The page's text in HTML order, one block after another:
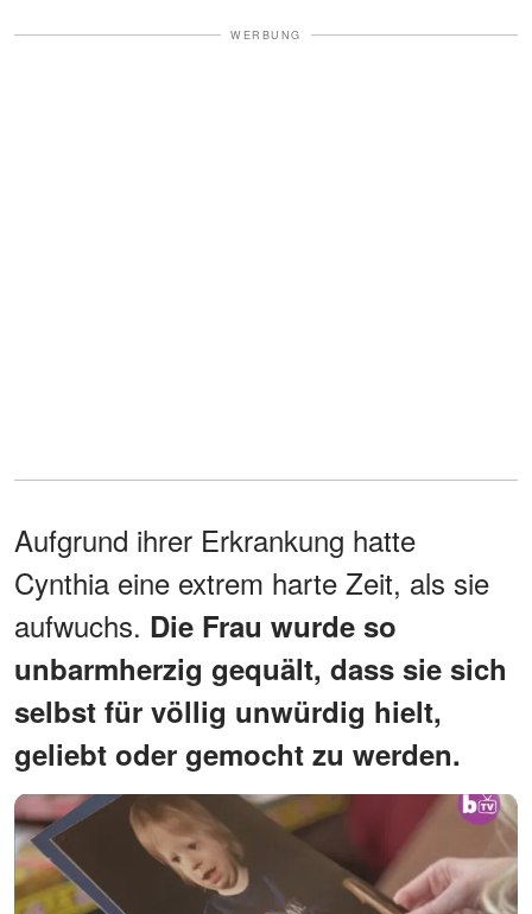
WERBUNG
Aufgrund ihrer Erkrankung hatte
Cynthia eine extrem harte Zeit, als sie
aufwuchs. Die Frau wurde so
unbarmherzig gequält, dass sie sich
selbst für völlig unwürdig hielt,
geliebt oder gemocht zu werden.